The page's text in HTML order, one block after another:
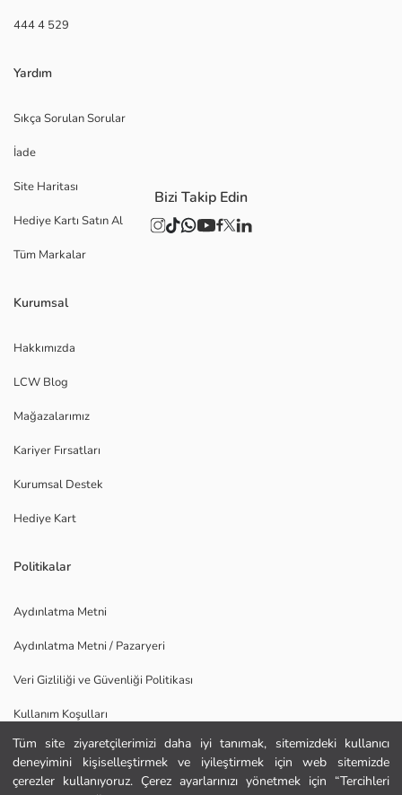
Tüm site ziyaretçilerimizi daha iyi tanımak, sitemizdeki kullanıcı
deneyimini kişiselleştirmek ve iyileştirmek için web sitemizde
çerezler kullanıyoruz. Çerez ayarlarınızı yönetmek için “Tercihleri
Ana Sayfa
444 4 529
Yardım
Sıkça Sorulan Sorular
İade
Site Haritası
Hediye Kartı Satın Al
Tüm Markalar
Kurumsal
Hakkımızda
LCW Blog
Mağazalarımız
Kariyer Fırsatları
Kurumsal Destek
Hediye Kart
Politikalar
Aydınlatma Metni
Aydınlatma Metni / Pazaryeri
Veri Gizliliği ve Güvenliği Politikası
Kullanım Koşulları
Uygulamamızı İndirin
Bizi Takip Edin